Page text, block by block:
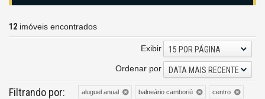
12 imóveis encontrados
Exibir
15 POR PÁGINA
Ordenar por
DATA MAIS RECENTE
Filtrando por: aluguel anual balneário camboriú
centro